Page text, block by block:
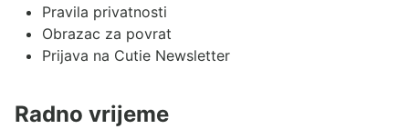
Pravila privatnosti
Obrazac za povrat
Prijava na Cutie Newsletter
Radno vrijeme